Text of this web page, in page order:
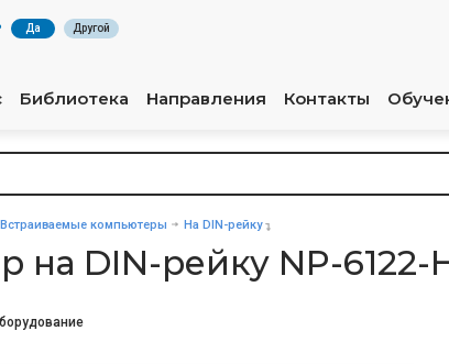
Да Другой
Библиотека Направления Контакты
Встраиваемые компьютеры На DIN-рейку
DIN-рейку NP-6122-